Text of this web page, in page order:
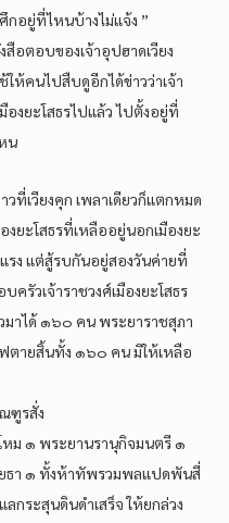
กอยู่ที่ไหนบ้างไม่แจ้ง ”
อตอบของเจ้าอุปฮาดเวียง
ห้คนไปสืบดูอีกได้ข่าวว่าเจ้า
งยะโสธรไปแล้ว ไปตั้งอยู่ที่
น
ที่เวียงคุก เพลาเดียวก็แตกหมด
งยะโสธรที่เหลืออยู่นอกเมืองยะ
แรง แต่สู้รบกันอยู่สองวันค่ายที่
รัวเจ้าราชวงศ์เมืองยะโสธร
มาได้ ๑๖๐ คน พระยาราชสุภา
ตายสิ้นทั้ง ๑๖๐ คน มิให้เหลือ
ฑูรสั่ง
หม ๑ พระยานรานุกิจมนตรี ๑
ธา ๑ ทั้งห้าทัพรวมพลแปดพันสี่
กระสุนดินดำเสร็จ ให้ยกล่วง